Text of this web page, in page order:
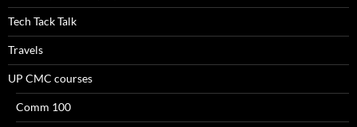
Tech Tack Talk
Travels
UP CMC courses
Comm 100